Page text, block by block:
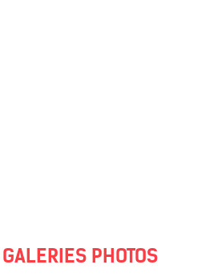
GALERIES PHOTOS